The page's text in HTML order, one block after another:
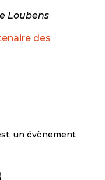
Loubens
des
un évènement